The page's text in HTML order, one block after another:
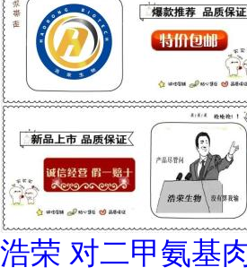
浩荣 对二甲氨基